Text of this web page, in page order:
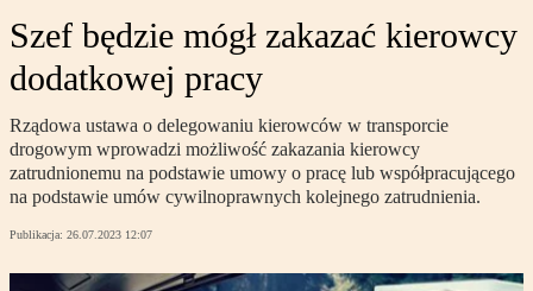
Szef będzie mógł zakazać kierowcy
dodatkowej pracy
Rządowa ustawa o delegowaniu kierowców w transporcie
drogowym wprowadzi możliwość zakazania kierowcy
zatrudnionemu na podstawie umowy o pracę lub współpracującego
na podstawie umów cywilnoprawnych kolejnego zatrudnienia.
Publikacja: 26.07.2023 12:07